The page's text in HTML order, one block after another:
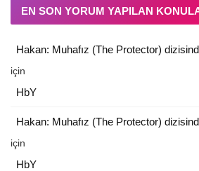
EN SON YORUM YAPILAN
Hakan: Muhafız (The Protector)
için
HbY
Hakan: Muhafız (The Protector)
için
HbY